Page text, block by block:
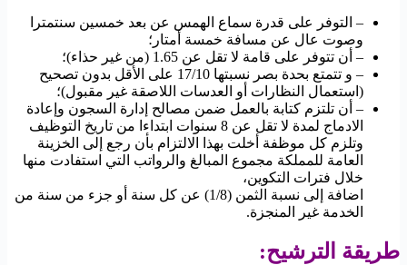
– التوفر على قدرة سماع الهمس عن بعد خمسين سنتمترا
وصوت عال عن مسافة خمسة أمتار؛
– أن تتوفر على قامة لا تقل عن 1.65 (من غير حذاء)؛
– و تتمتع بحدة بصر نسبتها 17/10 على الأقل بدون تصحيح
(استعمال النظارات أو العدسات اللاصقة غير مقبول)؛
– أن تلتزم كتابة بالعمل ضمن مصالح إدارة السجون وإعادة
الادماج لمدة لا تقل عن 8 سنوات ابتداءا من تاريخ التوظيف
وتلزم كل موظفة أخلت بهذا الالتزام بأن رجع إلى الخزينة
العامة للمملكة مجموع المبالغ والرواتب التي استفادت منها
خلال فترات التكوين،
اضافة إلى نسبة الثمن (1/8) عن كل سنة أو جزء من سنة من
الخدمة غير المنجزة.
طريقة الترشيح: